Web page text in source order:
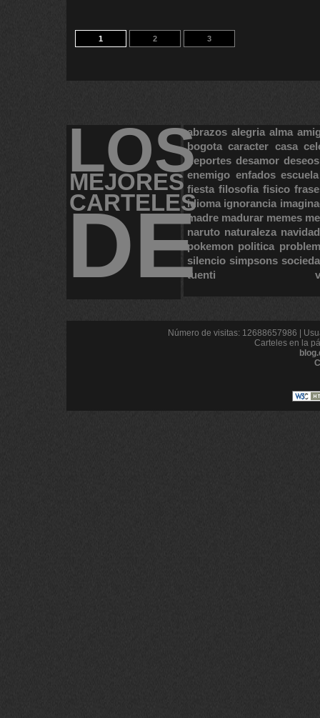
1 2 3
LOS
MEJORES
CARTELES
DE
abrazos alegria alma
bogota caracter casa
deportes desamor deseos
enemigo enfados escuela
fiesta filosofia fisico
idioma ignorancia
madre madurar memes
naruto naturaleza navidad
pokemon politica
silencio simpsons
tuenti
Número de visitas: 12688657986 |
Carteles en la